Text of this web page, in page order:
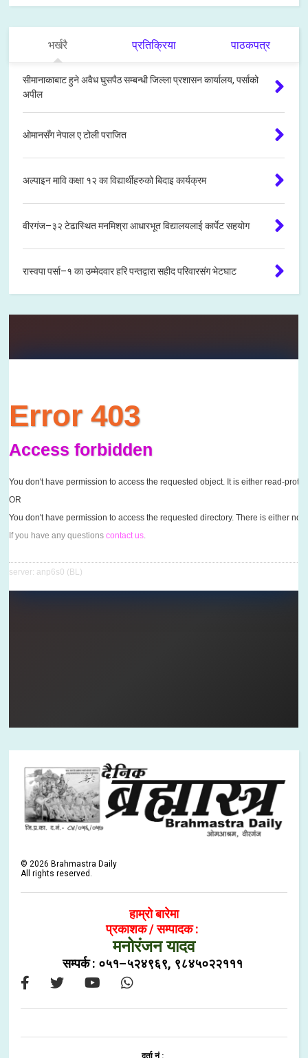
भर्खरै प्रतिक्रिया पाठकपत्र
सीमानाकाबाट हुने अवैध घुसपैठ सम्बन्धी जिल्ला प्रशासन कार्यालय, पर्साको
अपील
ओमानसँग नेपाल ए टोली पराजित
अल्पाइन मावि कक्षा १२ का विद्यार्थीहरुको बिदाइ कार्यक्रम
वीरगंज–३२ टेढास्थित मनमिश्रा आधारभूत विद्यालयलाई कार्पेट सहयोग
रास्वपा पर्सा–१ का उम्मेदवार हरि पन्तद्वारा सहीद परिवारसंग भेटघाट
©2026 Brahmastra Daily
All rights reserved.
हाम्रो बारेमा
प्रकाशक / सम्पादक :
मनोरंजन यादव
सम्पर्क : ०५१–५२४९६९, ९८४५०२२१११
दर्ता नं :